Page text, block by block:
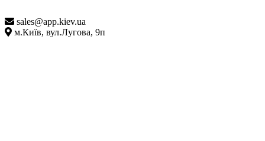
sales@app.kiev.ua
м.Київ, вул.Лугова, 9п